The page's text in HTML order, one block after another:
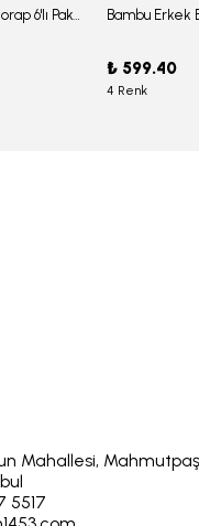
Bambu Erkek Babet Çorap 6'lı Paket - J-03
₺ 599.40
4 Renk
Mahallesi,
5517